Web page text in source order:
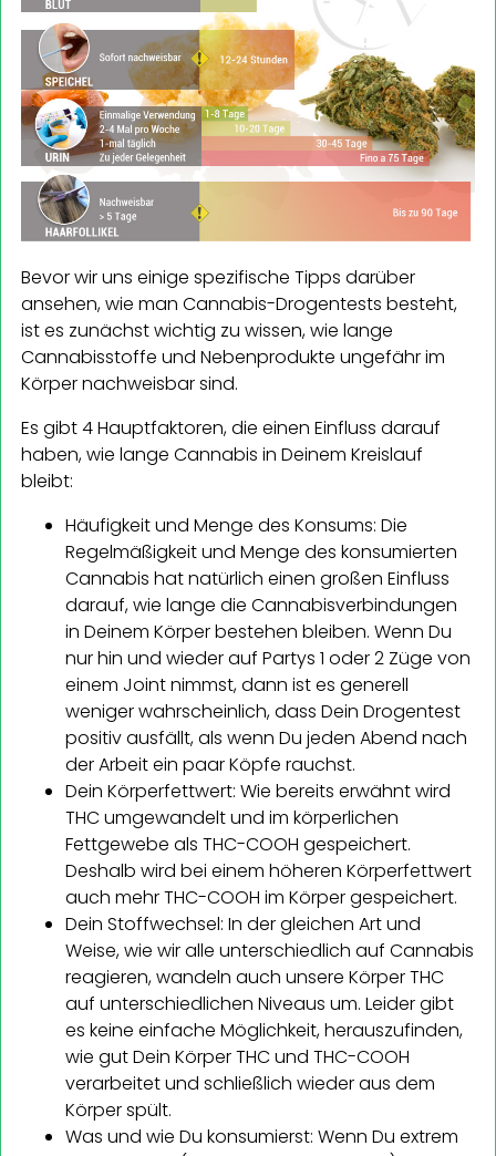
Bevor wir uns einige spezifische Tipps darüber
ansehen, wie man Cannabis-Drogentests besteht,
ist es zunächst wichtig zu wissen, wie lange
Cannabisstoffe und Nebenprodukte ungefähr im
Körper nachweisbar sind.
Es gibt 4 Hauptfaktoren, die einen Einfluss darauf
haben, wie lange Cannabis in Deinem Kreislauf
bleibt:
Häufigkeit und Menge des Konsums: Die
Regelmäßigkeit und Menge des konsumierten
Cannabis hat natürlich einen großen Einfluss
darauf, wie lange die Cannabisverbindungen
in Deinem Körper bestehen bleiben. Wenn Du
nur hin und wieder auf Partys 1 oder 2 Züge von
einem Joint nimmst, dann ist es generell
weniger wahrscheinlich, dass Dein Drogentest
positiv ausfällt, als wenn Du jeden Abend nach
der Arbeit ein paar Köpfe rauchst.
Dein Körperfettwert: Wie bereits erwähnt wird
THC umgewandelt und im körperlichen
Fettgewebe als THC-COOH gespeichert.
Deshalb wird bei einem höheren Körperfettwert
auch mehr THC-COOH im Körper gespeichert.
Dein Stoffwechsel: In der gleichen Art und
Weise, wie wir alle unterschiedlich auf Cannabis
reagieren, wandeln auch unsere Körper THC
auf unterschiedlichen Niveaus um. Leider gibt
es keine einfache Möglichkeit, herauszufinden,
wie gut Dein Körper THC und THC-COOH
verarbeitet und schließlich wieder aus dem
Körper spült.
Was und wie Du konsumierst: Wenn Du extrem